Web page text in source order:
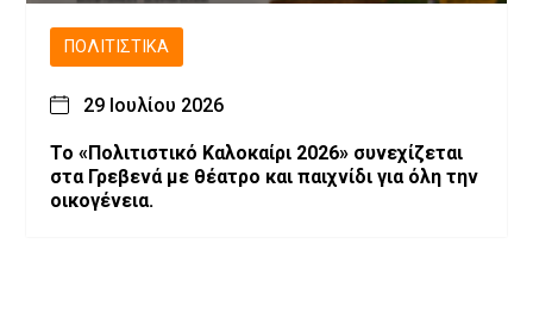
ΠΟΛΙΤΙΣΤΙΚΆ
29 Ιουλίου 2026
Το «Πολιτιστικό Καλοκαίρι 2026» συνεχίζεται
στα Γρεβενά με θέατρο και παιχνίδι για όλη την
οικογένεια.